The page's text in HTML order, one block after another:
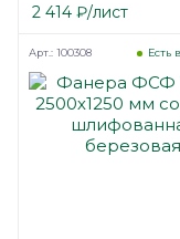
2 414 ₽/лист
Есть
Арт.: 100308